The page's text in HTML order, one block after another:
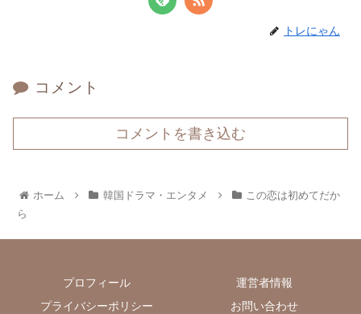
トレにゃん
コメント
コメントを書き込む
ホーム 韓国ドラマ・エンタメ
この恋は初めてだか
ら
プロフィール
運営者情報
プライバシーポリシー
お問い合わせ